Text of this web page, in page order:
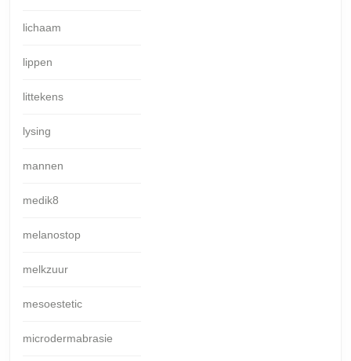
lichaam
lippen
littekens
lysing
mannen
medik8
melanostop
melkzuur
mesoestetic
microdermabrasie